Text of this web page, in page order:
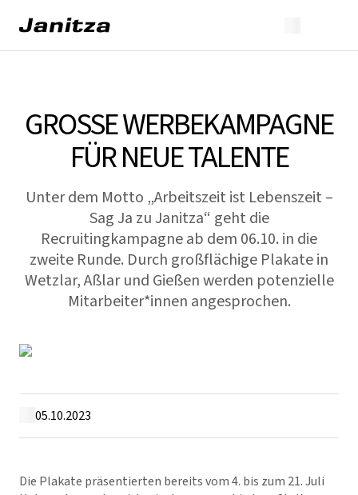
GROSSE WERBEKAMPAGNE F
ÜR NEUE TALENTE
Unter dem Motto „Arbeitszeit ist Lebenszeit –
Sag Ja zu Janitza“ geht die
Recruitingkampagne ab dem 06.10. in die
zweite Runde. Durch großflächige Plakate in
Wetzlar, Aßlar und Gießen werden potenzielle
Mitarbeiter*innen angesprochen.
05.10.2023
Die Plakate präsentierten bereits vom 4. bis zum 21. Juli